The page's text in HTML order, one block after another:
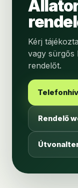
Kérj
vagy sürgős
rendelőt.
Rendelő